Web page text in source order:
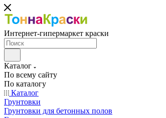
Интернет-гипермаркет краски
Каталог
По всему сайту
По каталогу
Каталог
Грунтовки
Грунтовки для бетонных полов